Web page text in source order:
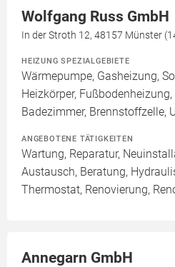
Wolfgang Russ GmbH
In der Stroth 12, 48157 Münster
HEIZUNG SPEZIALGEBIETE
Wärmepumpe, Gasheizung,
Heizkörper,
Badezimmer, Brennstoffzelle,
ANGEBOTENE TÄTIGKEITEN
Wartung, Reparatur,
Austausch, Beratung,
Thermostat, Renovierung,
Annegarn GmbH